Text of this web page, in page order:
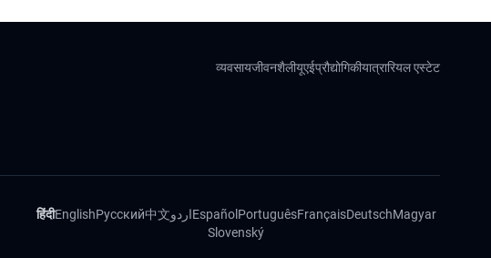
व्यवसायजीवनशैलीयूएईप्रौद्योगिकीयात्रारियल एस्टेट
हिंदीEnglishРусский中文اردوEspañol PortuguêsFrançaisDeutschMagyar
Slovenský